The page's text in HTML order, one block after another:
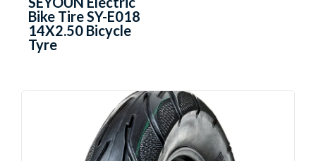
Bike Tire SY-E018
14X2.50 Bicycle
Tyre